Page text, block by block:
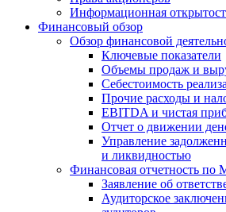
Информационная
Финансовый обзор
Обзор финансовой
Ключевые показатели
Объемы продаж и
Себестоимость
Прочие расходы и
EBITDA и чистая
Отчет о движении
Управление
и ликвидностью
Финансовая отчетность
Заявление об
Аудиторское